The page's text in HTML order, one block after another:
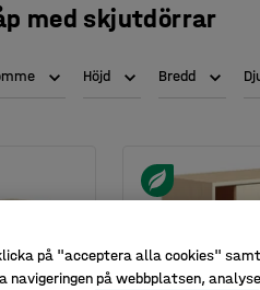
med skjutdörrar
Höjd Bredd
på "acceptera alla cookies"
på webbplatsen,